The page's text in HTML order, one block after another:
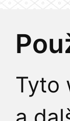
Tyto